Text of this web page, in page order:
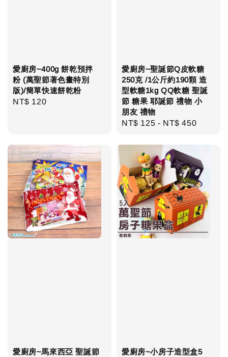
愛廚房~400g 餅乾預拌
粉 (萬聖節著色畫特別
版)/簡單快速餅乾粉
Regular
NT$ 120
愛廚房~聖誕節Q皮軟糖
250克 /1公斤約190顆 造
型軟糖1kg QQ軟糖 聖誕
節 糖果 耶誕節 禮物 小
朋友 禮物
Regular
NT$ 125 - NT$ 450
愛廚房~馬來西亞 聖誕節
愛廚房~小房子造型盒5